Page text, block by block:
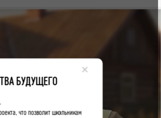
×
БУДУЩЕГО
что позволит школьникам